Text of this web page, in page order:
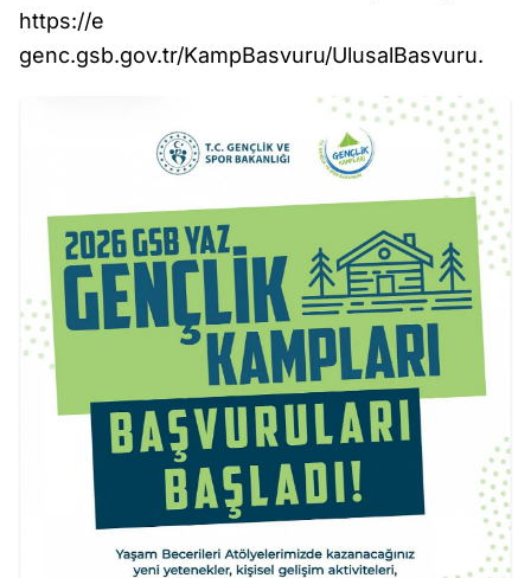
https://e
genc.gsb.gov.tr/KampBasvuru/UlusalBasvuru.